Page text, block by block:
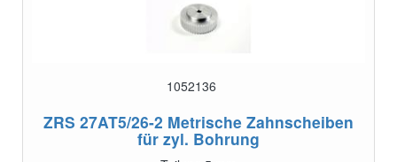
1052136
ZRS 27AT5/26-2 Metrische Zahnscheiben
für zyl. Bohrung